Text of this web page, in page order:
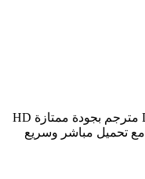
استمتع بمشاهدة فيلم Donnybrook 2018 مترجم بجودة ممتازة HD
اون لاين عبر موقع عرب سيد Arabseed مع تحميل مباشر وسريع